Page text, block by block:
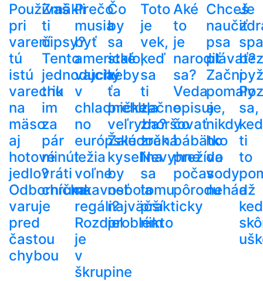
Používaš
pri
varení
tú
istú
varechu
na
mäso
aj
hotové
jedlo?
Odborníčka
varuje
pred
častou
chybou
Zmäkli
ti
čipsy?
Tento
jednoduchý
trik
im
za
pár
minút
vráti
chrumkavosť
Prečo
musia
byť
americké
vajcia
v
chladničke,
no
európske
ležia
voľne
na
regáli?
Rozdiel
je
v
škrupine
Čo
by
sa
stalo,
keby
ťa
prehltla
veľryba?
Žalúdočná
kyselina
by
nebola
najväčší
problém
Toto
je
vek,
keď
sa
ti
začne
zhoršovať
zrak.
Nevyhne
sa
tomu
prakticky
nikto
Aké
to
je
narodiť
sa?
Veda
opisuje,
čo
bábätko
prežíva
počas
pôrodu
Chceš
naučiť
psa
plávať?
Začni
pomaly
a
nikdy
ho
do
vody
nehádž
Je
bez
sa,
ti
to
a